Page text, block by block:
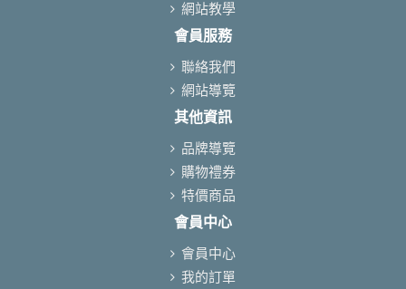
網站教學
會員服務
聯絡我們
網站導覽
其他資訊
品牌導覽
購物禮券
特價商品
會員中心
會員中心
我的訂單